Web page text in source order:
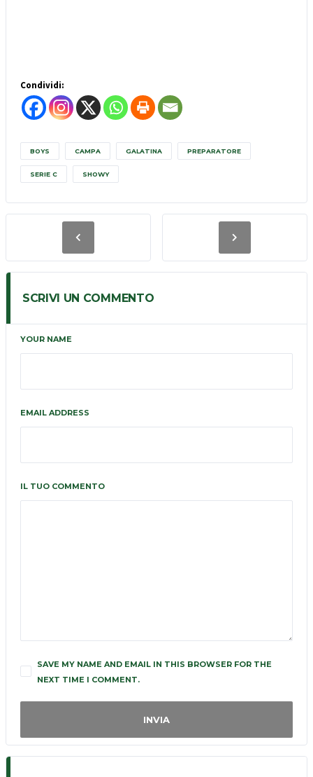
Condividi:
BOYS CAMPA GALATINA PREPARATORE
SERIE C SHOWY
SCRIVI UN COMMENTO
YOUR NAME
EMAIL ADDRESS
IL TUO COMMENTO
SAVE MY NAME AND EMAIL IN THIS BROWSER FOR THE
NEXT TIME I COMMENT.